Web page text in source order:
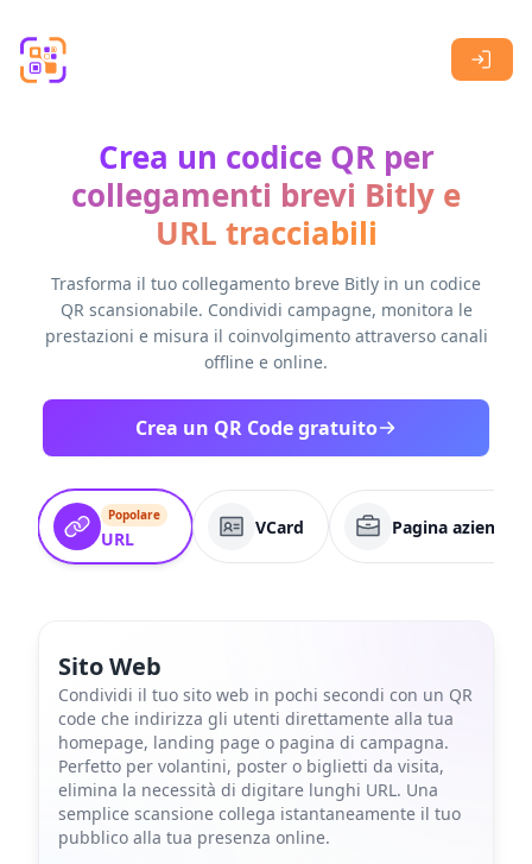
Crea un codice QR per
collegamenti brevi Bitly e
URL tracciabili
Trasforma il tuo collegamento breve Bitly in un codice
QR scansionabile. Condividi campagne, monitora le
prestazioni e misura il coinvolgimento attraverso canali
offline e online.
Crea un QR Code gratuito
Popolare
URL
VCard Pagina aziendale
Sito Web
Condividi il tuo sito web in pochi secondi con un QR
code che indirizza gli utenti direttamente alla tua
homepage, landing page o pagina di campagna.
Perfetto per volantini, poster o biglietti da visita,
elimina la necessità di digitare lunghi URL. Una
semplice scansione collega istantaneamente il tuo
pubblico alla tua presenza online.